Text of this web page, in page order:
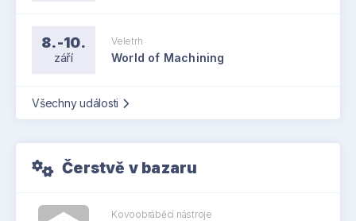
8.-10.
září
Veletrh
World of Machining
Všechny události
Čerstvě v bazaru
Kovoobráběcí nástroje